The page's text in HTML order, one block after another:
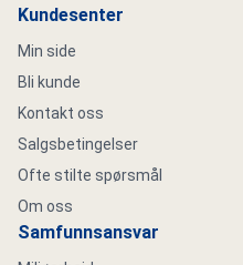
Kundesenter
Min side
Bli kunde
Kontakt oss
Salgsbetingelser
Ofte stilte spørsmål
Om oss
Samfunnsansvar